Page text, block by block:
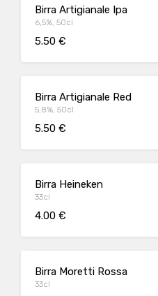
Birra Artigianale Ipa
6,5%, 50cl
5.50 €
Birra Artigianale Red
5,8%, 50cl
5.50 €
Birra Heineken
33cl
4.00 €
Birra Moretti Rossa
33cl